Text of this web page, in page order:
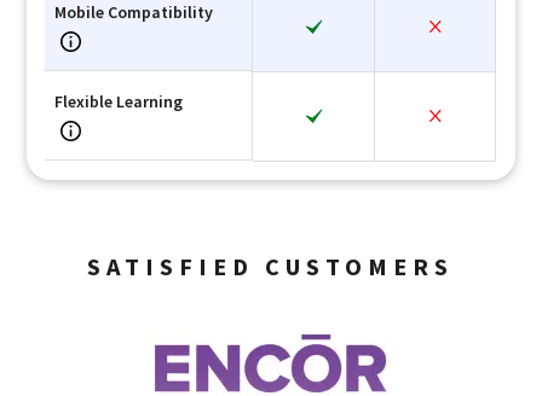
Mobile Compatibility
Flexible Learning
SATISFIED CUSTOMERS